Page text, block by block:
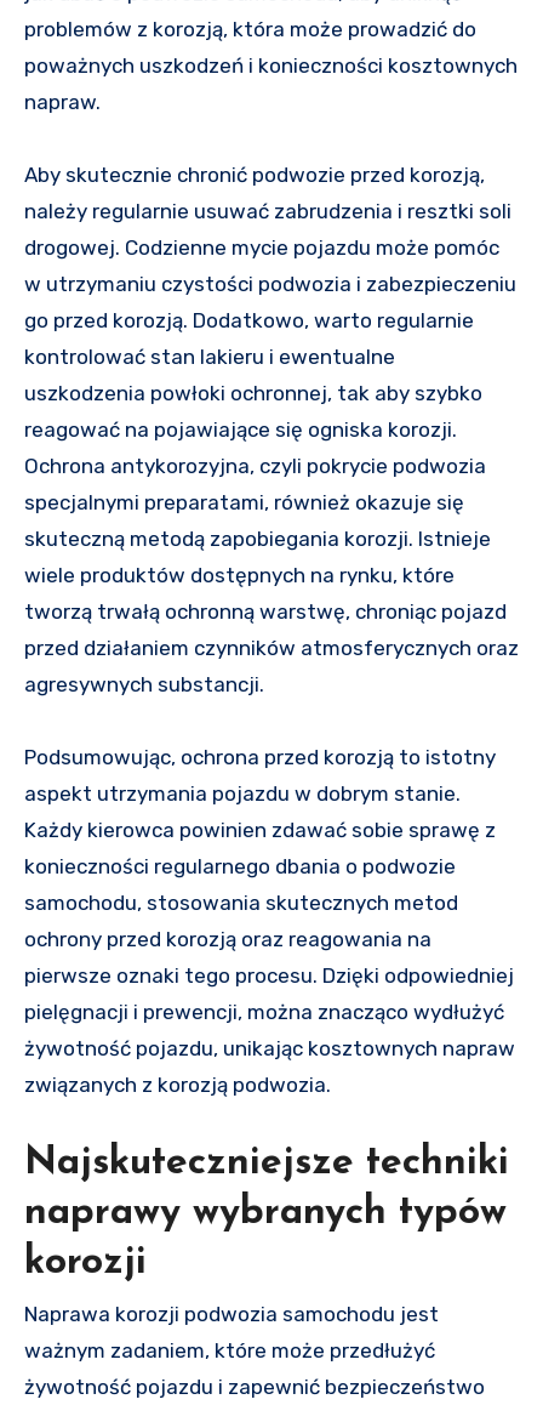
problemów z korozją, która może prowadzić do
poważnych uszkodzeń i konieczności kosztownych
napraw.
Aby skutecznie chronić podwozie przed korozją,
należy regularnie usuwać zabrudzenia i resztki soli
drogowej. Codzienne mycie pojazdu może pomóc
w utrzymaniu czystości podwozia i zabezpieczeniu
go przed korozją. Dodatkowo, warto regularnie
kontrolować stan lakieru i ewentualne
uszkodzenia powłoki ochronnej, tak aby szybko
reagować na pojawiające się ogniska korozji.
Ochrona antykorozyjna, czyli pokrycie podwozia
specjalnymi preparatami, również okazuje się
skuteczną metodą zapobiegania korozji. Istnieje
wiele produktów dostępnych na rynku, które
tworzą trwałą ochronną warstwę, chroniąc pojazd
przed działaniem czynników atmosferycznych oraz
agresywnych substancji.
Podsumowując, ochrona przed korozją to istotny
aspekt utrzymania pojazdu w dobrym stanie.
Każdy kierowca powinien zdawać sobie sprawę z
konieczności regularnego dbania o podwozie
samochodu, stosowania skutecznych metod
ochrony przed korozją oraz reagowania na
pierwsze oznaki tego procesu. Dzięki odpowiedniej
pielęgnacji i prewencji, można znacząco wydłużyć
żywotność pojazdu, unikając kosztownych napraw
związanych z korozją podwozia.
Najskuteczniejsze techniki
naprawy wybranych typów
korozji
Naprawa korozji podwozia samochodu jest
ważnym zadaniem, które może przedłużyć
żywotność pojazdu i zapewnić bezpieczeństwo